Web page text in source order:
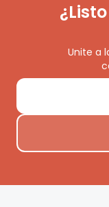
Unite a